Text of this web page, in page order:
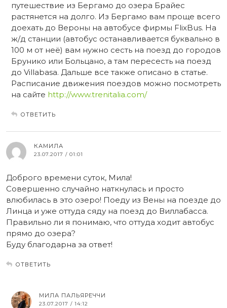
путешествие из Бергамо до озера Брайес
растянется на долго. Из Бергамо вам проще всего
доехать до Вероны на автобусе фирмы FlixBus. На
ж/д станции (автобус останавливается буквально в
100 м от неё) вам нужно сесть на поезд до городов
Брунико или Больцано, а там пересесть на поезд
до Villabasa. Дальше все также описано в статье.
Расписание движения поездов можно посмотреть
на сайте http://www.trenitalia.com/
ОТВЕТИТЬ
КАМИЛА
23.07.2017 / 01:01
Доброго времени суток, Мила!
Совершенно случайно наткнулась и просто
влюбилась в это озеро! Поеду из Вены на поезде до
Линца и уже оттуда сяду на поезд до Виллабасса.
Правильно ли я понимаю, что оттуда ходит автобус
прямо до озера?
Буду благодарна за ответ!
ОТВЕТИТЬ
МИЛА ПАЛЬЯРЕЧЧИ
23.07.2017 / 14:12